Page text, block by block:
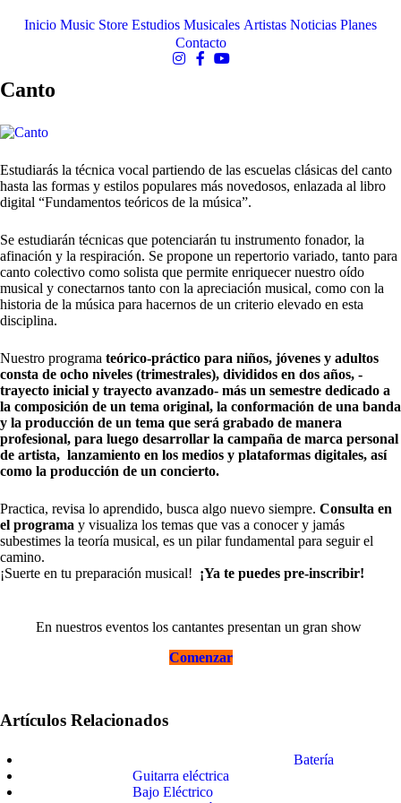
Inicio Music Store Estudios Musicales Artistas Noticias Planes
Contacto
Canto
Estudiarás la técnica vocal partiendo de las escuelas clásicas del canto
hasta las formas y estilos populares más novedosos, enlazada al libro
digital “Fundamentos teóricos de la música”.
Se estudiarán técnicas que potenciarán tu instrumento fonador, la
afinación y la respiración. Se propone un repertorio variado, tanto para
canto colectivo como solista que permite enriquecer nuestro oído
musical y conectarnos tanto con la apreciación musical, como con la
historia de la música para hacernos de un criterio elevado en esta
disciplina.
Nuestro programa teórico-práctico para niños, jóvenes y adultos
consta de ocho niveles (trimestrales), divididos en dos años, -
trayecto inicial y trayecto avanzado- más un semestre dedicado a
la composición de un tema original, la conformación de una banda
y la producción de un tema que será grabado de manera
profesional, para luego desarrollar la campaña de marca personal
de artista, lanzamiento en los medios y plataformas digitales, así
como la producción de un concierto.
Practica, revisa lo aprendido, busca algo nuevo siempre. Consulta en
el programa y visualiza los temas que vas a conocer y jamás
subestimes la teoría musical, es un pilar fundamental para seguir el
camino.
¡Suerte en tu preparación musical! ¡Ya te puedes pre-inscribir!
En nuestros eventos los cantantes presentan un gran show
Comenzar
Artículos Relacionados
Batería
Guitarra eléctrica
Bajo Eléctrico